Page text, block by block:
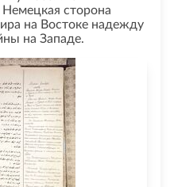
сторона
на Востоке надежду
на Западе.